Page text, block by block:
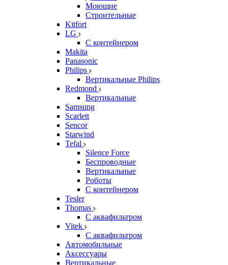
Моющие
Строительные
Kitfort
LG
С контейнером
Makita
Panasonic
Philips
Вертикальные Philips
Redmond
Вертикальные
Samsung
Scarlett
Sencor
Starwind
Tefal
Silence Force
Беспроводные
Вертикальные
Роботы
С контейнером
Tesler
Thomas
С аквафильтром
Vitek
С аквафильтром
Автомобильные
Аксессуары
Вертикальные